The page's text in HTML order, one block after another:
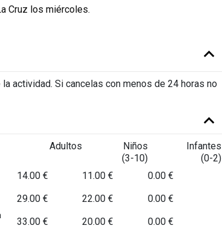
Cruz los miércoles.
actividad. Si cancelas con menos de 24 horas no
Adultos
Niños
(3-10)
Infantes
(0-2)
14.00 € 11.00 € 0.00 €
29.00 € 22.00 € 0.00 €
33.00 € 20.00 € 0.00 €